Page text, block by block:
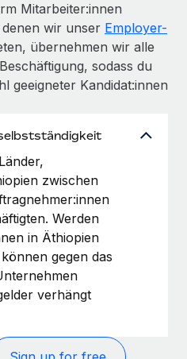
Mitarbeiter:innen
wir unser Employer-
übernehmen wir alle
sodass du
geeigneter Kandidat:innen
zwischen
Werden
in Äthiopien
gegen das
verhängt